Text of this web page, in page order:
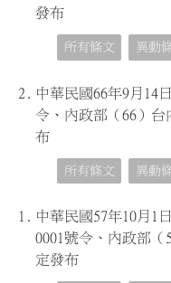
發布
所有條文 異動
2.
中華民國66年9月14
令、內政部（66）台
布
所有條文 異動
1.
中華民國57年10月1
0001號令、內政部（
定發布